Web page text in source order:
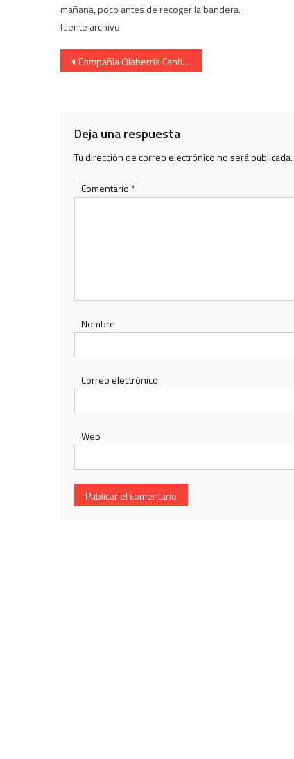
mañana, poco antes de recoger la bandera.
fuente archivo
Navegación
Compañía Olaberría Cantinera Josune Querejeta monte 2006
Deja una respuesta
Tu dirección de correo electrónico no será publicada.
Comentario *
Nombre
Correo electrónico
Web